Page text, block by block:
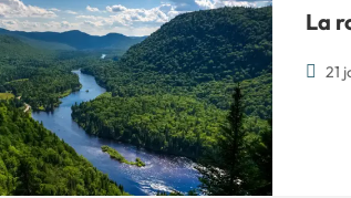
La
21